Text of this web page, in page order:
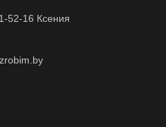
52-16 Ксения